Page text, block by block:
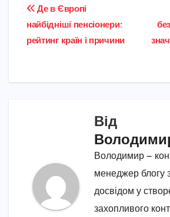
Навігація
записів
Де в Європі
найбідніші пенсіонери:
рейтинг країн і причини
Від
Володимир —
менеджер блогу
досвідом у
захопливого